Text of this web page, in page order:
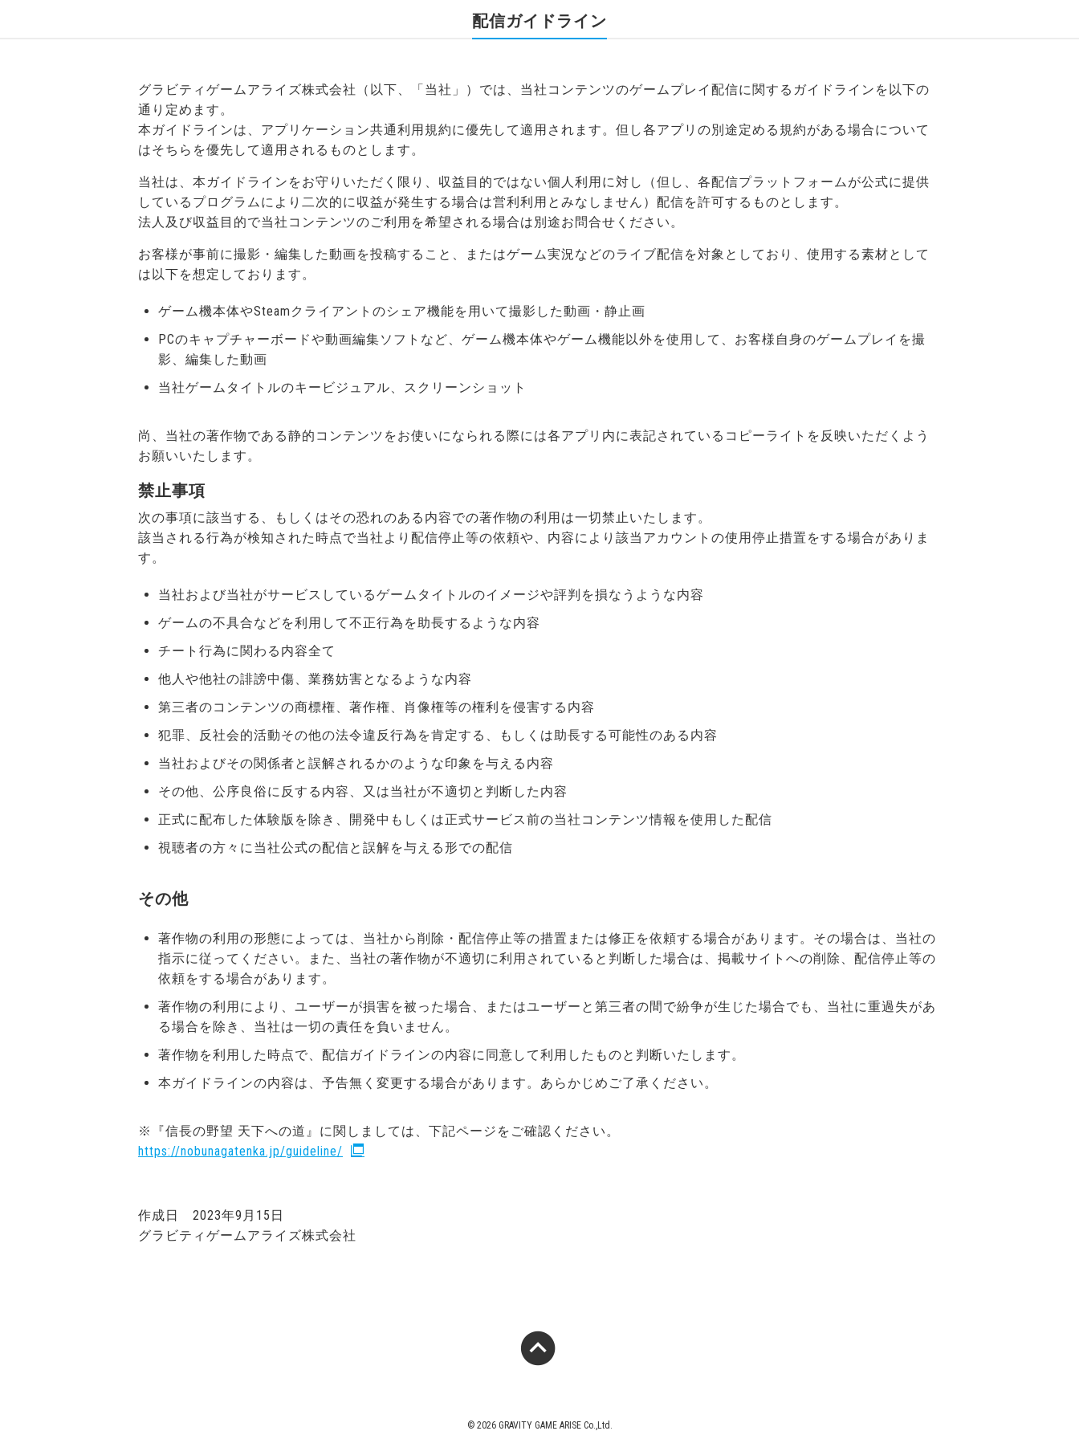
配信ガイドライン
グラビティゲームアライズ株式会社（以下、「当社」）では、当社コンテンツのゲームプレイ配信に関するガイドラインを以下の
通り定めます。
本ガイドラインは、アプリケーション共通利用規約に優先して適用されます。但し各アプリの別途定める規約がある場合について
はそちらを優先して適用されるものとします。
当社は、本ガイドラインをお守りいただく限り、収益目的ではない個人利用に対し（但し、各配信プラットフォームが公式に提供
しているプログラムにより二次的に収益が発生する場合は営利利用とみなしません）配信を許可するものとします。
法人及び収益目的で当社コンテンツのご利用を希望される場合は別途お問合せください。
お客様が事前に撮影・編集した動画を投稿すること、またはゲーム実況などのライブ配信を対象としており、使用する素材として
は以下を想定しております。
ゲーム機本体やSteamクライアントのシェア機能を用いて撮影した動画・静止画
PCのキャプチャーボードや動画編集ソフトなど、ゲーム機本体やゲーム機能以外を使用して、お客様自身のゲームプレイを撮
影、編集した動画
当社ゲームタイトルのキービジュアル、スクリーンショット
尚、当社の著作物である静的コンテンツをお使いになられる際には各アプリ内に表記されているコピーライトを反映いただくよう
お願いいたします。
禁止事項
次の事項に該当する、もしくはその恐れのある内容での著作物の利用は一切禁止いたします。
該当される行為が検知された時点で当社より配信停止等の依頼や、内容により該当アカウントの使用停止措置をする場合がありま
す。
当社および当社がサービスしているゲームタイトルのイメージや評判を損なうような内容
ゲームの不具合などを利用して不正行為を助長するような内容
チート行為に関わる内容全て
他人や他社の誹謗中傷、業務妨害となるような内容
第三者のコンテンツの商標権、著作権、肖像権等の権利を侵害する内容
犯罪、反社会的活動その他の法令違反行為を肯定する、もしくは助長する可能性のある内容
当社およびその関係者と誤解されるかのような印象を与える内容
その他、公序良俗に反する内容、又は当社が不適切と判断した内容
正式に配布した体験版を除き、開発中もしくは正式サービス前の当社コンテンツ情報を使用した配信
視聴者の方々に当社公式の配信と誤解を与える形での配信
その他
著作物の利用の形態によっては、当社から削除・配信停止等の措置または修正を依頼する場合があります。その場合は、当社の
指示に従ってください。また、当社の著作物が不適切に利用されていると判断した場合は、掲載サイトへの削除、配信停止等の
依頼をする場合があります。
著作物の利用により、ユーザーが損害を被った場合、またはユーザーと第三者の間で紛争が生じた場合でも、当社に重過失があ
る場合を除き、当社は一切の責任を負いません。
著作物を利用した時点で、配信ガイドラインの内容に同意して利用したものと判断いたします。
本ガイドラインの内容は、予告無く変更する場合があります。あらかじめご了承ください。
※『信長の野望 天下への道』に関しましては、下記ページをご確認ください。
https://nobunagatenka.jp/guideline/
作成日 2023年9月15日
グラビティゲームアライズ株式会社
© 2026 GRAVITY GAME ARISE Co.,Ltd.